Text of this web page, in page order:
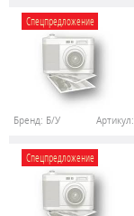
Спецпредложение
Бренд: Б/У Артикул:
Спецпредложение